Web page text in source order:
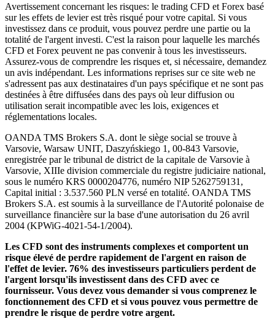
Avertissement concernant les risques: le trading CFD et Forex basé
sur les effets de levier est très risqué pour votre capital. Si vous
investissez dans ce produit, vous pouvez perdre une partie ou la
totalité de l'argent investi. C'est la raison pour laquelle les marchés
CFD et Forex peuvent ne pas convenir à tous les investisseurs.
Assurez-vous de comprendre les risques et, si nécessaire, demandez
un avis indépendant. Les informations reprises sur ce site web ne
s'adressent pas aux destinataires d'un pays spécifique et ne sont pas
destinées à être diffusées dans des pays où leur diffusion ou
utilisation serait incompatible avec les lois, exigences et
réglementations locales.
OANDA TMS Brokers S.A. dont le siège social se trouve à
Varsovie, Warsaw UNIT, Daszyńskiego 1, 00-843 Varsovie,
enregistrée par le tribunal de district de la capitale de Varsovie à
Varsovie, XIIIe division commerciale du registre judiciaire national,
sous le numéro KRS 0000204776, numéro NIP 5262759131,
Capital initial : 3.537.560 PLN versé en totalité. OANDA TMS
Brokers S.A. est soumis à la surveillance de l'Autorité polonaise de
surveillance financière sur la base d'une autorisation du 26 avril
2004 (KPWiG-4021-54-1/2004).
Les CFD sont des instruments complexes et comportent un
risque élevé de perdre rapidement de l'argent en raison de
l'effet de levier. 76% des investisseurs particuliers perdent de
l'argent lorsqu'ils investissent dans des CFD avec ce
fournisseur. Vous devez vous demander si vous comprenez le
fonctionnement des CFD et si vous pouvez vous permettre de
prendre le risque de perdre votre argent.